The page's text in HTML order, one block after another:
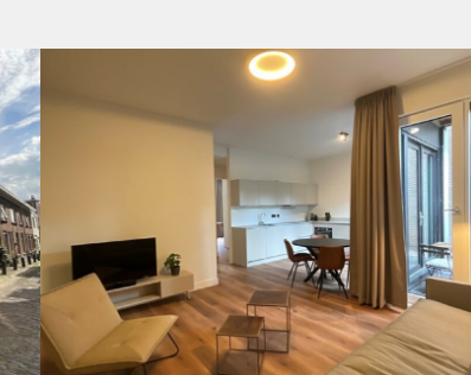
de voorwaarden).
van circa 60 tot 65 m². De indeling bestaat uit:
oven/magnetron, koelkast en wasmachine